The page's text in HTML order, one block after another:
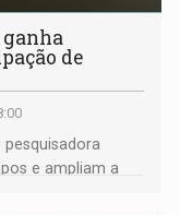
ganha
de
e ampliam a